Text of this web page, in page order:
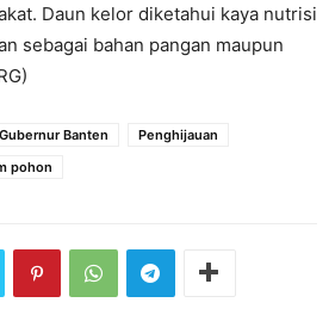
Daun kelor diketahui kaya nutrisi
sebagai bahan pangan maupun
Gubernur Banten
Penghijauan
pohon